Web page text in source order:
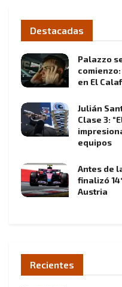
Destacadas
Palazzo
en El
Julián
Clase 3:
equipos
Antes de
finalizó
Austria
Recientes